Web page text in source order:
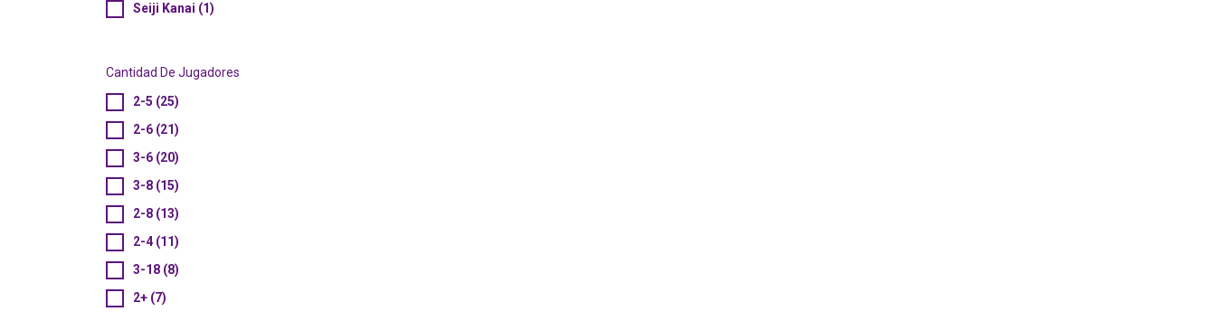
Seiji Kanai (1)
Cantidad De Jugadores
2-5 (25)
2-6 (21)
3-6 (20)
3-8 (15)
2-8 (13)
2-4 (11)
3-18 (8)
2+ (7)